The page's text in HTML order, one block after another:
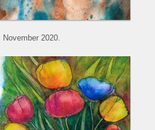
November 2020.